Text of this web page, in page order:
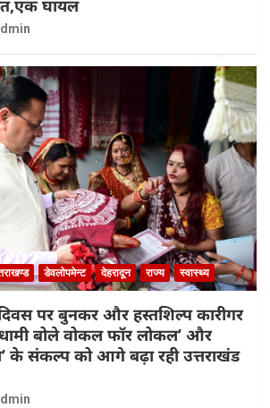
घायल
डेवलोपमेन्ट देहरादून राज्य स्वास्थ्य
दिवस पर बुनकर और हस्तशिल्प कारीगर
बोले वोकल फॉर लोकल’ और
के संकल्प को आगे बढ़ा रही उत्तराखंड